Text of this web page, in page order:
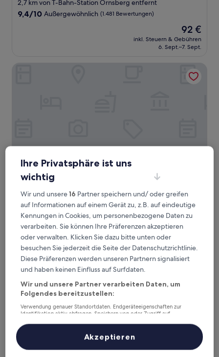
Unterkunft
2,7 km von T-Bahn-Station Örnsberg entfernt
9.4
9,4/10 Außergewöhnlich (1.481 Bewertungen)
Der
Preis
beträgt
92 €
inkl. Steuern & Gebühren
6. Sept.–7. Sept.
2. Motel L Älvsjö
Motel L Älvsjö
3.0-
Sterne-
Unterkunft
3,1 km von T-Bahn-Station Örnsberg entfernt
8.8
von
10,
Hervorragend,
(1.004
Bewertungen)
8,8/10 Hervorragend (1.004 Bewertungen)
beträgt
86 €
inkl. Steuern & Gebühren
Klubbensborg
Ihre Privatsphäre ist uns
wichtig
Wir und unsere16 Partner speichern und/ oder greifen
auf Informationen auf einem Gerät zu, z.B. auf eindeutige
Kennungen in Cookies, um personenbezogene Daten zu
verarbeiten. Sie können Ihre Präferenzen akzeptieren
oder verwalten. Klicken Sie dazu bitte unten oder
besuchen Sie jederzeit die Seite der Datenschutzrichtlinie.
Diese Präferenzen werden unseren Partnern signalisiert
und haben keinen Einfluss auf Surfdaten.
Wir und unsere Partner verarbeiten Daten, um
Folgendes bereitzustellen:
Verwendung genauer Standortdaten. Endgeräteeigenschaften zur
Identifikation aktiv abfragen. Speichern von oder Zugriff auf
Inhalte, Messung von Werbeleistung und der Performance von Inhalten,
Zielgruppenforschung sowie Entwicklung und Verbesserung von
Liste der Partner (Lieferanten)
Akzeptieren